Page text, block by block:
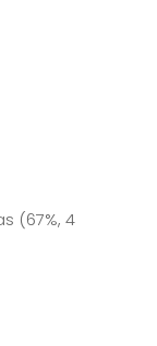
(67%, 4